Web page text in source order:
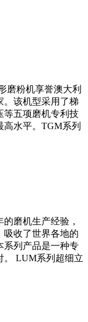
磨粉机享誉澳大利
。该机型采用了梯
等五项磨机专利技
水平。TGM系列
磨机生产经验，
吸收了世界各地的
系列产品是一种专
。 LUM系列超细立